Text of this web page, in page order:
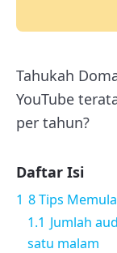
Tahukah
YouTube
per tahun?
Daftar Isi
1 8 Tips
1.1 Jumlah
satu malam